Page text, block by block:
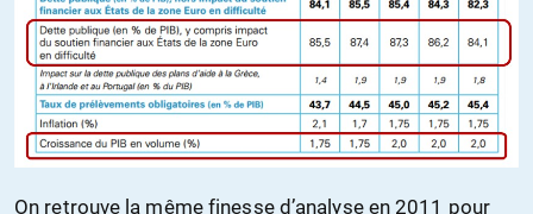
On retrouve la même finesse d’analyse en 2011 pour